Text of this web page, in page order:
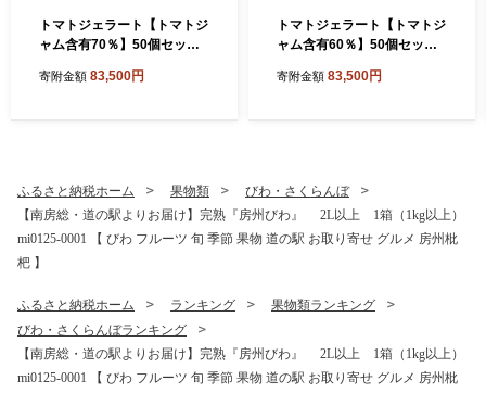
トマトジェラート【トマトジ
ャム含有70％】50個セット
ェラート トマトジャム 含有
寄附金額 83,500円
トマトジェラート【トマトジ
ャム含有60％】50個セット
ェラート トマトジャム 含有
寄附金額 83,500円
ふるさと納税ホーム 果物類
びわ・さくらんぼ
【南房総・道の駅よりお届け】完熟『房州びわ』 2L以上 1箱（1kg以上）
mi0125-0001 【 びわ フルーツ 旬 季節 果物 道の駅 お取り寄せ グルメ 房州枇
杷 】
ふるさと納税ホーム ランキング
果物類ランキング
びわ・さくらんぼランキング
【南房総・道の駅よりお届け】完熟『房州びわ』 2L以上 1箱（1kg以上）
mi0125-0001 【 びわ フルーツ 旬 季節 果物 道の駅 お取り寄せ グルメ 房州枇